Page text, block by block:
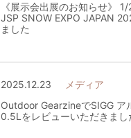
《展示会出展のお知らせ》
JSP SNOW EXPO JAPAN
ました
2025.12.23
メディア
Outdoor GearzineでSIGG ア
0.5Lをレビューいただきまし